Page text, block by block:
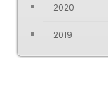
2020
2019